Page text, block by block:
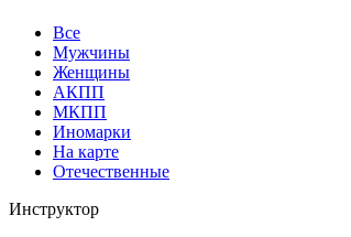
Все
Мужчины
Женщины
АКПП
МКПП
Иномарки
На карте
Отечественные
Инструктор